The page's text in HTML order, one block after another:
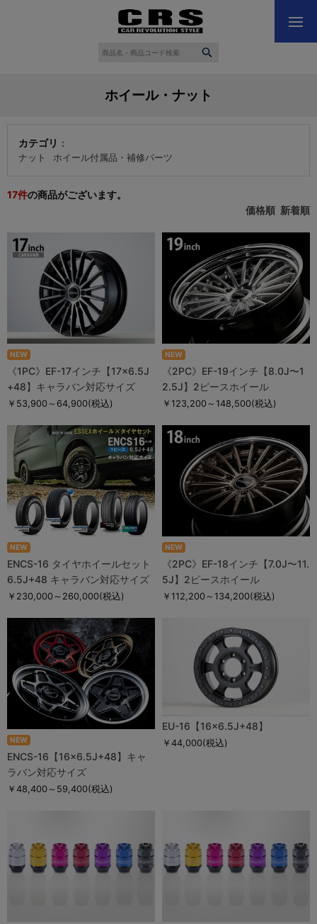
ホイール・ナット
カテゴリ ：
ナット ホイール付属品・補修パーツ
17件の商品がございます。
価格順 新着順
NEW
《1PC》EF-17インチ【17×6.5J
+48】キャラバン対応サイズ
￥53,900～64,900(税込)
NEW
《2PC》EF-19インチ【8.0J〜1
2.5J】2ピースホイール
￥123,200～148,500(税込)
NEW
ENCS-16 タイヤホイールセット
6.5J+48 キャラバン対応サイズ
￥230,000～260,000(税込)
NEW
《2PC》EF-18インチ【7.0J〜11.
5J】2ピースホイール
￥112,200～134,200(税込)
NEW
ENCS-16【16×6.5J+48】キャ
ラバン対応サイズ
￥48,400～59,400(税込)
EU-16【16×6.5J+48】
￥44,000(税込)